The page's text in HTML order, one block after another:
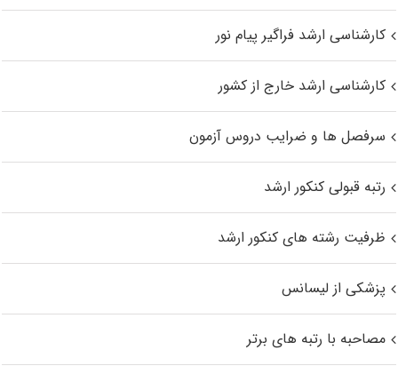
کارشناسی ارشد فراگیر پیام نور
کارشناسی ارشد خارج از کشور
سرفصل ها و ضرایب دروس آزمون
رتبه قبولی کنکور ارشد
ظرفیت رشته های کنکور ارشد
پزشکی از لیسانس
مصاحبه با رتبه های برتر